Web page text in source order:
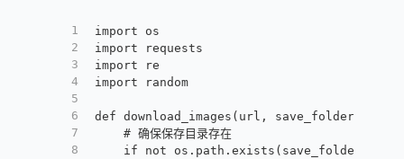
1
2
3
4
5
6
7
8
import os
import requests
import re
import random
def download_images(url, save_folder):
    # 确保保存目录存在
    if not os.path.exists(save_folder):